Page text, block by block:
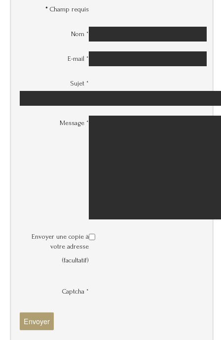
* Champ requis
Nom *
E-mail *
Sujet *
Message *
Envoyer une copie à
votre adresse
(facultatif)
Captcha *
Envoyer